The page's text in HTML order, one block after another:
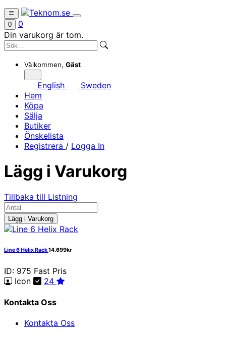
0
0
Din varukorg är tom.
Välkommen, Gäst
English
Sweden
Hem
Köpa
Sälja
Butiker
Önskelista
Registrera / Logga In
Lägg i Varukorg
Tillbaka till Listning
Lägg i Varukorg
Line 6 Helix Rack14.699kr
ID: 975 Fast Pris
Icon
24
Kontakta Oss
Kontakta Oss